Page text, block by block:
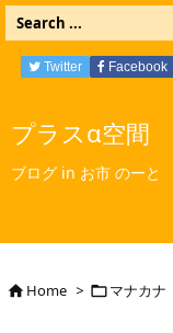
プラスα空間
ブログ in お市 のーと
Twitter Facebook
Home > マナカナ